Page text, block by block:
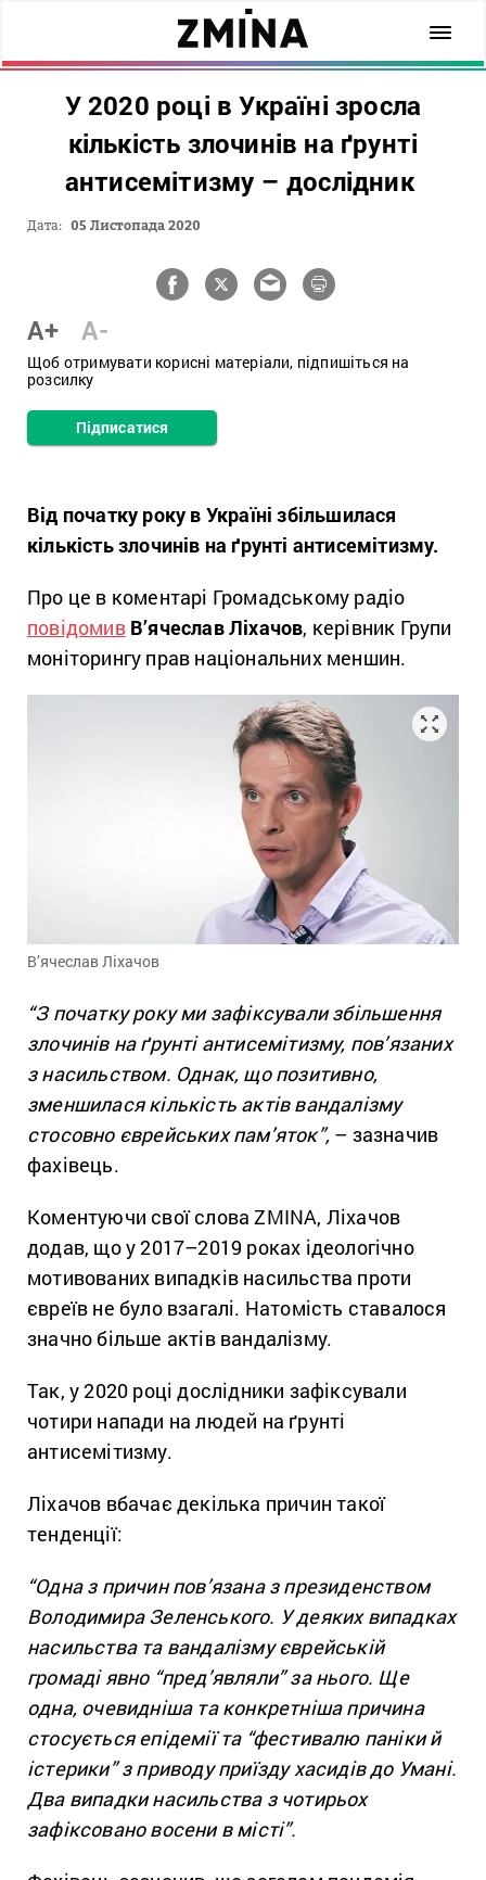
У 2020 році в Україні зросла
кількість злочинів на ґрунті
антисемітизму – дослідник
Дата: 05 Листопада 2020
A+ A-
Щоб отримувати корисні матеріали, підпишіться на
розсилку
Підписатися
Від початку року в Україні збільшилася
кількість злочинів на ґрунті антисемітизму.
Про це в коментарі Громадському радіо
повідомив В’ячеслав Ліхачов, керівник Групи
моніторингу прав національних меншин.
В’ячеслав Ліхачов
“З початку року ми зафіксували збільшення
злочинів на ґрунті антисемітизму, пов’язаних
з насильством. Однак, що позитивно,
зменшилася кількість актів вандалізму
стосовно єврейських пам’яток”, – зазначив
фахівець.
Коментуючи свої слова ZMINA, Ліхачов
додав, що у 2017–2019 роках ідеологічно
мотивованих випадків насильства проти
євреїв не було взагалі. Натомість ставалося
значно більше актів вандалізму.
Так, у 2020 році дослідники зафіксували
чотири напади на людей на ґрунті
антисемітизму.
Ліхачов вбачає декілька причин такої
тенденції:
“Одна з причин пов’язана з президенством
Володимира Зеленського. У деяких випадках
насильства та вандалізму єврейській
громаді явно “пред’являли” за нього. Ще
одна, очевидніша та конкретніша причина
стосується епідемії та “фестивалю паніки й
істерики” з приводу приїзду хасидів до Умані.
Два випадки насильства з чотирьох
зафіксовано восени в місті”.